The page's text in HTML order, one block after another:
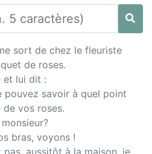
sort de chez le fleuriste
de roses.
et lui dit :
pouvez savoir à quel point
de vos roses.
bras, voyons !
aussitôt à la maison, je